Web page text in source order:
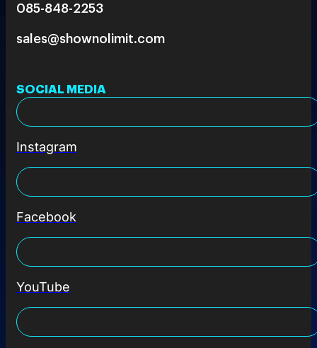
085-848-2253
sales@shownolimit.com
SOCIAL MEDIA
Instagram
Facebook
YouTube